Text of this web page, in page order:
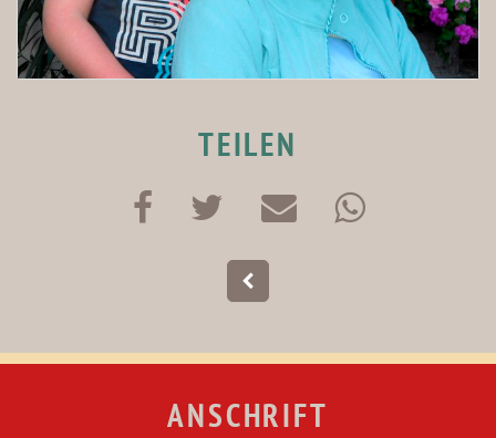
TEILEN
ANSCHRIFT